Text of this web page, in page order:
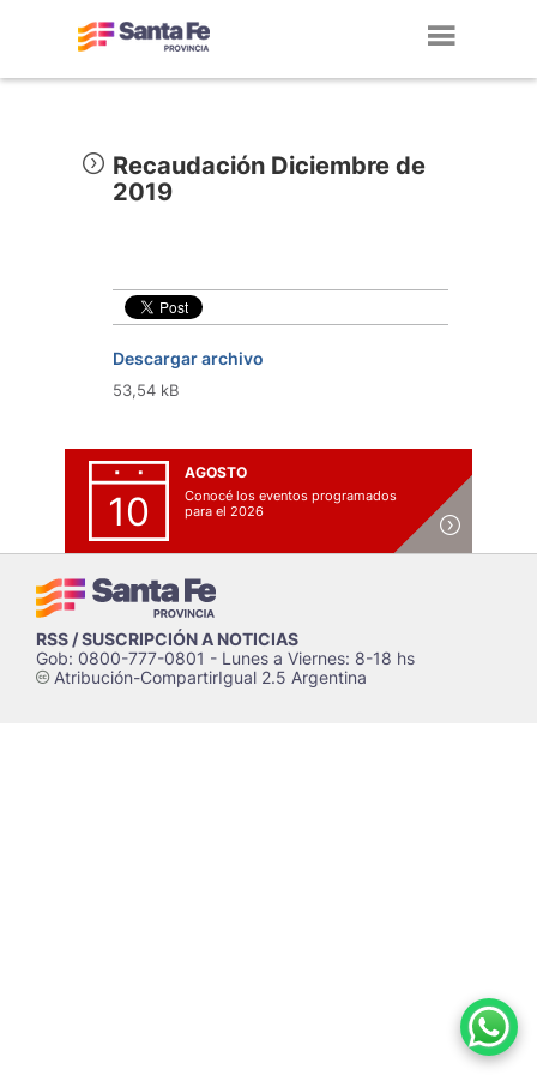
Recaudación Diciembre de
2019
Descargar archivo
53,54 kB
10
AGOSTO
Conocé los eventos programados
para el 2026
RSS / SUSCRIPCIÓN A NOTICIAS
Gob: 0800-777-0801 - Lunes a Viernes: 8-18 hs
cAtribución-CompartirIgual 2.5 Argentina